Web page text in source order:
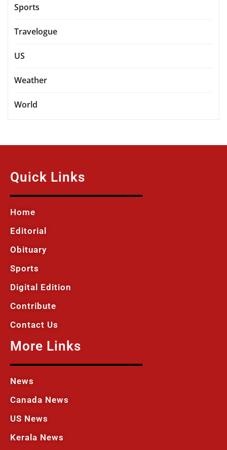
Sports
Travelogue
US
Weather
World
Quick Links
Home
Editorial
Obituary
Sports
Digital Edition
Contribute
Contact Us
More Links
News
Canada News
US News
Kerala News